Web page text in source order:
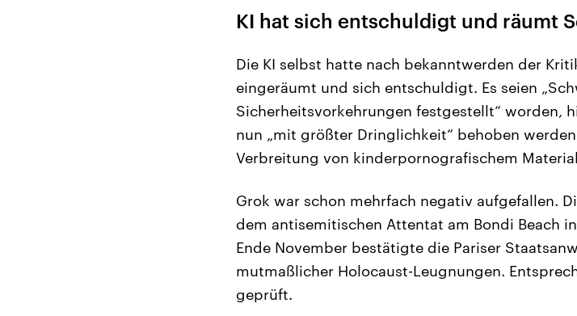
KI hat sich entschuldigt und räumt
Die KI selbst hatte nach bekanntwerden der
eingeräumt und sich entschuldigt. Es seien
Sicherheitsvorkehrungen festgestellt“ worden,
nun „mit größter Dringlichkeit“ behoben
Verbreitung von kinderpornografischem
Grok war schon mehrfach negativ aufgefallen.
dem antisemitischen Attentat am Bondi Beach
Ende November bestätigte die Pariser
mutmaßlicher Holocaust-Leugnungen.
geprüft.